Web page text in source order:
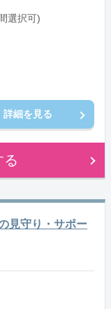
選択可)
詳細を見る
る
見守り・サポー